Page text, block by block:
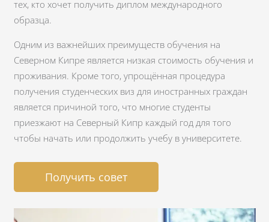
тех, кто хочет получить диплом международного
образца.
Одним из важнейших преимуществ обучения на
Северном Кипре является низкая стоимость обучения и
проживания. Кроме того, упрощённая процедура
получения студенческих виз для иностранных граждан
является причиной того, что многие студенты
приезжают на Северный Кипр каждый год для того
чтобы начать или продолжить учебу в университете.
Получить совет